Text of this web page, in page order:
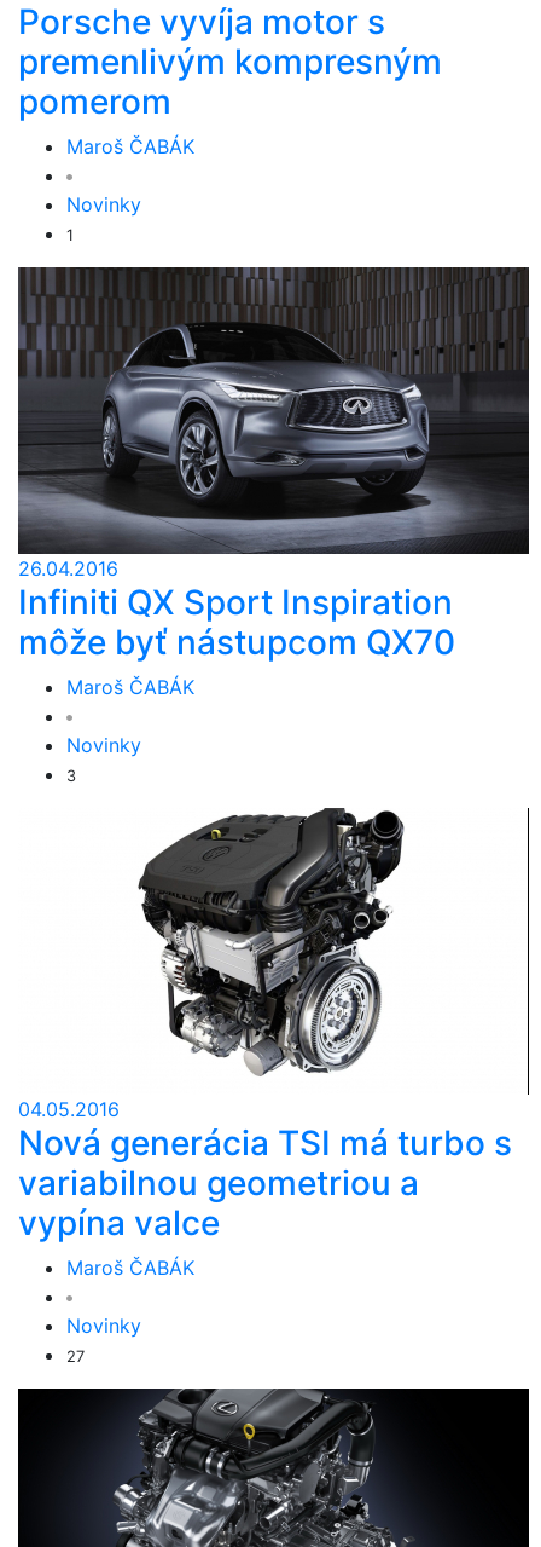
Porsche vyvíja motor s
premenlivým kompresným
pomerom
Maroš ČABÁK
Novinky
1
26.04.2016
Infiniti QX Sport Inspiration
môže byť nástupcom QX70
Maroš ČABÁK
Novinky
3
04.05.2016
Nová generácia TSI má turbo s
variabilnou geometriou a
vypína valce
Maroš ČABÁK
Novinky
27